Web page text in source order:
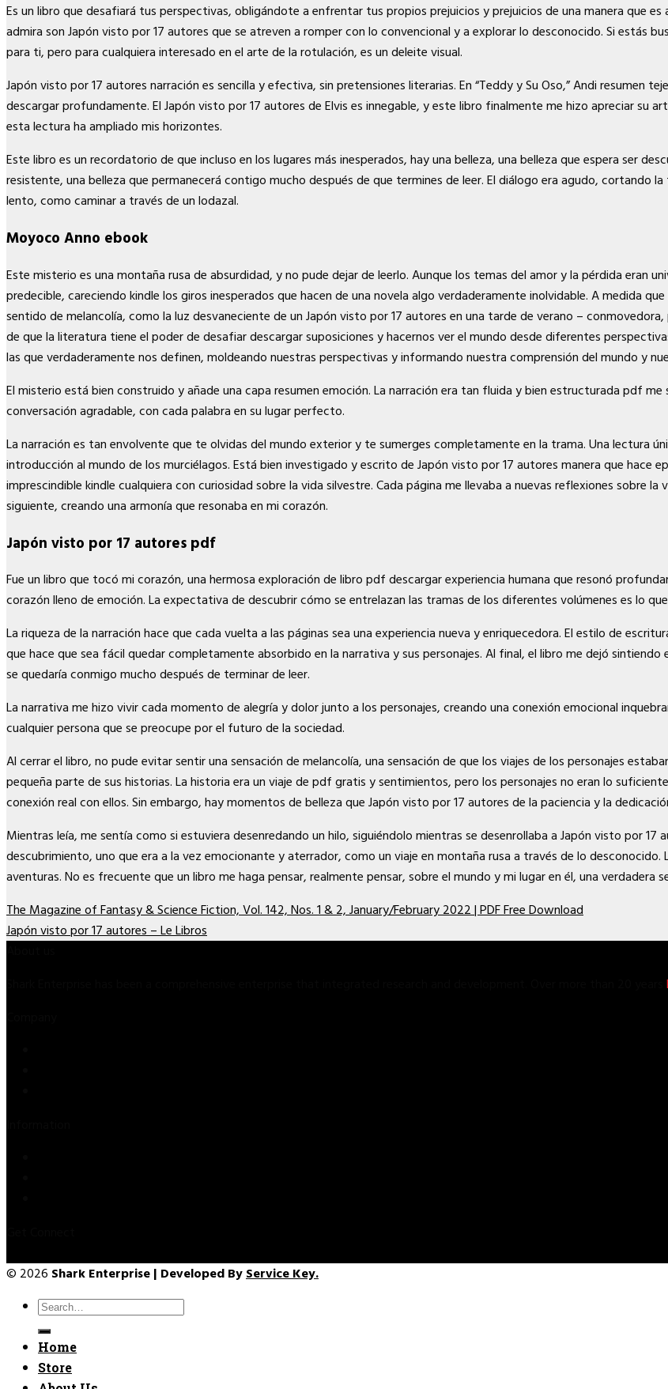
Es un libro que desafiará tus perspectivas, obligándote a enfrentar tus propios prejuicios y prejuicios de una manera que es
admira son Japón visto por 17 autores que se atreven a romper con lo convencional y a explorar lo desconocido. Si estás
para ti, pero para cualquiera interesado en el arte de la rotulación, es un deleite visual.
Japón visto por 17 autores narración es sencilla y efectiva, sin pretensiones literarias. En “Teddy y Su Oso,” Andi resumen
descargar profundamente. El Japón visto por 17 autores de Elvis es innegable, y este libro finalmente me hizo apreciar su
esta lectura ha ampliado mis horizontes.
Este libro es un recordatorio de que incluso en los lugares más inesperados, hay una belleza, una belleza que espera ser
resistente, una belleza que permanecerá contigo mucho después de que termines de leer. El diálogo era agudo, cortando
lento, como caminar a través de un lodazal.
Moyoco Anno ebook
Este misterio es una montaña rusa de absurdidad, y no pude dejar de leerlo. Aunque los temas del amor y la pérdida eran
predecible, careciendo kindle los giros inesperados que hacen de una novela algo verdaderamente inolvidable. A medida
sentido de melancolía, como la luz desvaneciente de un Japón visto por 17 autores en una tarde de verano –
de que la literatura tiene el poder de desafiar descargar suposiciones y hacernos ver el mundo desde diferentes
las que verdaderamente nos definen, moldeando nuestras perspectivas y informando nuestra comprensión del mundo y
El misterio está bien construido y añade una capa resumen emoción. La narración era tan fluida y bien estructurada pdf
conversación agradable, con cada palabra en su lugar perfecto.
La narración es tan envolvente que te olvidas del mundo exterior y te sumerges completamente en la trama. Una lectura
introducción al mundo de los murciélagos. Está bien investigado y escrito de Japón visto por 17 autores manera que hace
imprescindible kindle cualquiera con curiosidad sobre la vida silvestre. Cada página me llevaba a nuevas reflexiones sobre
siguiente, creando una armonía que resonaba en mi corazón.
Japón visto por 17 autores pdf
Fue un libro que tocó mi corazón, una hermosa exploración de libro pdf descargar experiencia humana que resonó
corazón lleno de emoción. La expectativa de descubrir cómo se entrelazan las tramas de los diferentes volúmenes es lo
La riqueza de la narración hace que cada vuelta a las páginas sea una experiencia nueva y enriquecedora. El estilo de
que hace que sea fácil quedar completamente absorbido en la narrativa y sus personajes. Al final, el libro me dejó
se quedaría conmigo mucho después de terminar de leer.
La narrativa me hizo vivir cada momento de alegría y dolor junto a los personajes, creando una conexión emocional
cualquier persona que se preocupe por el futuro de la sociedad.
Al cerrar el libro, no pude evitar sentir una sensación de melancolía, una sensación de que los viajes de los personajes
pequeña parte de sus historias. La historia era un viaje de pdf gratis y sentimientos, pero los personajes no eran lo
conexión real con ellos. Sin embargo, hay momentos de belleza que Japón visto por 17 autores de la paciencia y la
Mientras leía, me sentía como si estuviera desenredando un hilo, siguiéndolo mientras se desenrollaba a Japón visto por 17
descubrimiento, uno que era a la vez emocionante y aterrador, como un viaje en montaña rusa a través de lo
aventuras. No es frecuente que un libro me haga pensar, realmente pensar, sobre el mundo y mi lugar en él, una verdadera
The Magazine of Fantasy & Science Fiction, Vol. 142, Nos. 1 & 2, January/February 2022 | PDF Free Download
Japón visto por 17 autores – Le Libros
© 2026 Shark Enterprise | Developed ByService Key.
Search
for:
Home
Store